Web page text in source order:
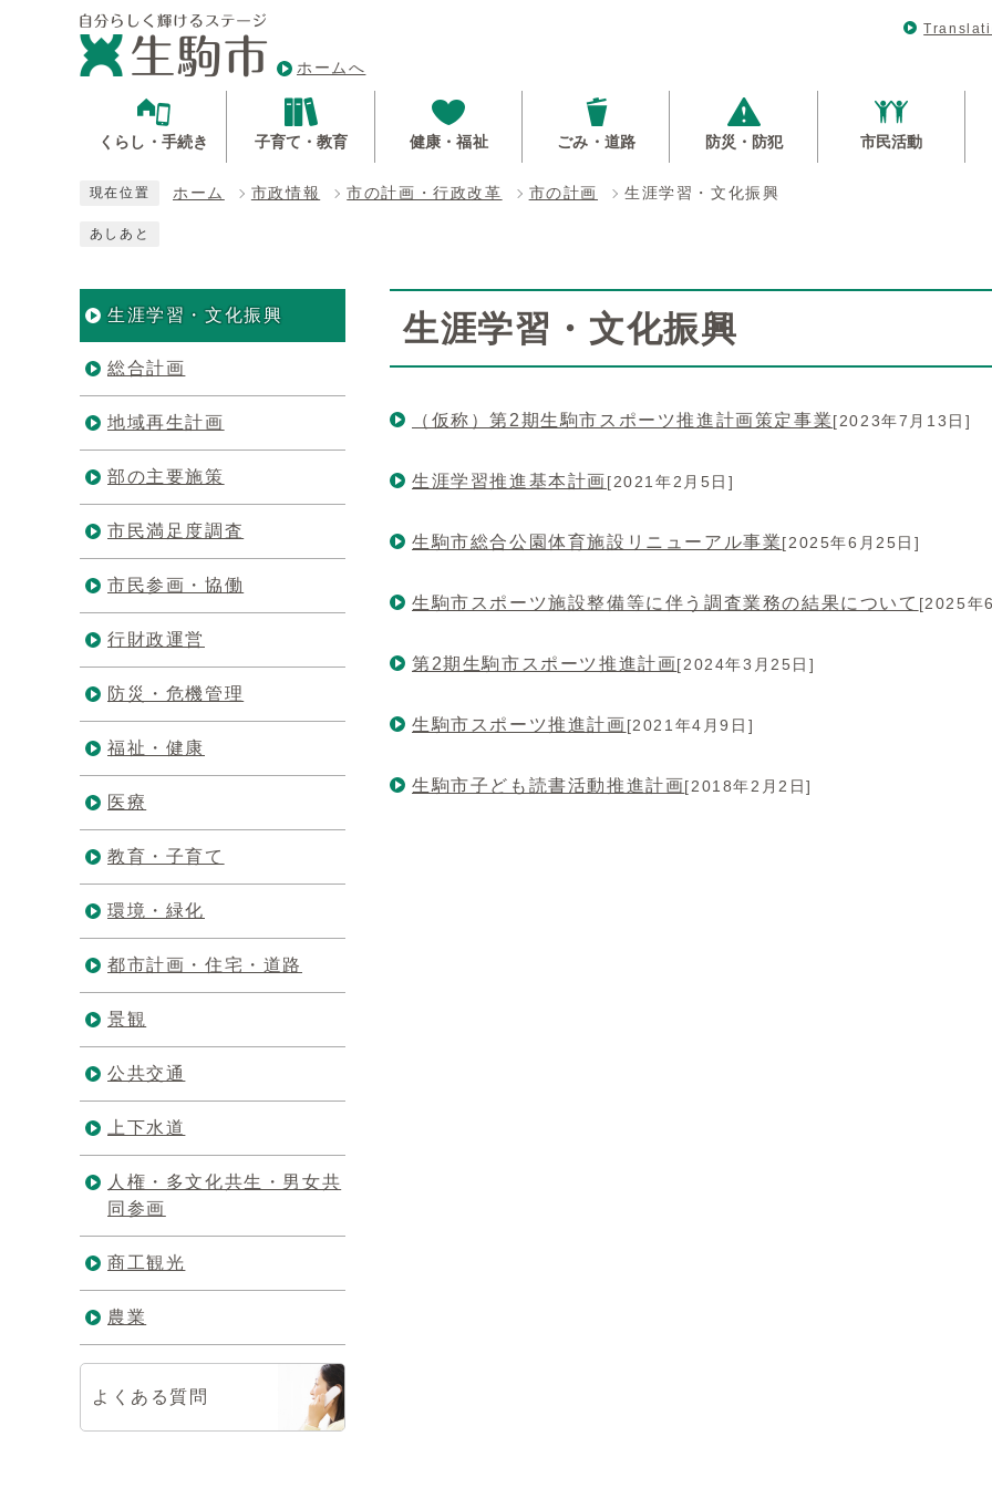
ホームへ
くらし・手続き 子育て・教育 健康・福祉 ごみ・道路 防災・防犯 市民活動
現在位置 ホーム 市政情報 市の計画・行政改革 市の計画 生涯学習・文化振興
あしあと
生涯学習・文化振興
（仮称）第2期生駒市スポーツ推進計画策定事業[2023年7月13日]
生涯学習推進基本計画[2021年2月5日]
生駒市総合公園体育施設リニューアル事業[2025年6月25日]
生駒市スポーツ施設整備等に伴う調査業務の結果について [2025年
第2期生駒市スポーツ推進計画[2024年3月25日]
生駒市スポーツ推進計画[2021年4月9日]
生駒市子ども読書活動推進計画[2018年2月2日]
生涯学習・文化振興
総合計画
地域再生計画
部の主要施策
市民満足度調査
市民参画・協働
行財政運営
防災・危機管理
福祉・健康
医療
教育・子育て
環境・緑化
都市計画・住宅・道路
景観
公共交通
上下水道
人権・多文化共生・男女共
同参画
商工観光
農業
よくある質問